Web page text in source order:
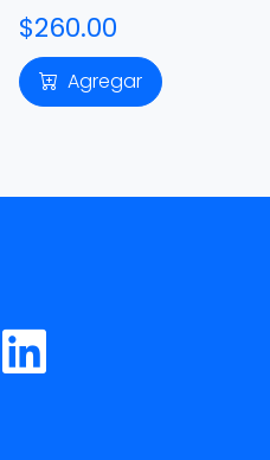
$260.00
Agregar